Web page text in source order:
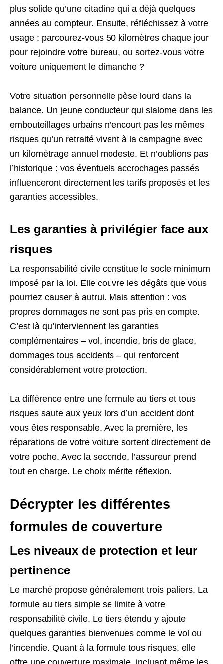
plus solide qu’une citadine qui a déjà quelques
années au compteur. Ensuite, réfléchissez à votre
usage : parcourez-vous 50 kilomètres chaque jour
pour rejoindre votre bureau, ou sortez-vous votre
voiture uniquement le dimanche ?
Votre situation personnelle pèse lourd dans la
balance. Un jeune conducteur qui slalome dans les
embouteillages urbains n’encourt pas les mêmes
risques qu’un retraité vivant à la campagne avec
un kilométrage annuel modeste. Et n’oublions pas
l’historique : vos éventuels accrochages passés
influenceront directement les tarifs proposés et les
garanties accessibles.
Les garanties à privilégier face aux
risques
La responsabilité civile constitue le socle minimum
imposé par la loi. Elle couvre les dégâts que vous
pourriez causer à autrui. Mais attention : vos
propres dommages ne sont pas pris en compte.
C’est là qu’interviennent les garanties
complémentaires – vol, incendie, bris de glace,
dommages tous accidents – qui renforcent
considérablement votre protection.
La différence entre une formule au tiers et tous
risques saute aux yeux lors d’un accident dont
vous êtes responsable. Avec la première, les
réparations de votre voiture sortent directement de
votre poche. Avec la seconde, l’assureur prend
tout en charge. Le choix mérite réflexion.
Décrypter les différentes
formules de couverture
Les niveaux de protection et leur
pertinence
Le marché propose généralement trois paliers. La
formule au tiers simple se limite à votre
responsabilité civile. Le tiers étendu y ajoute
quelques garanties bienvenues comme le vol ou
l’incendie. Quant à la formule tous risques, elle
offre une couverture maximale, incluant même les